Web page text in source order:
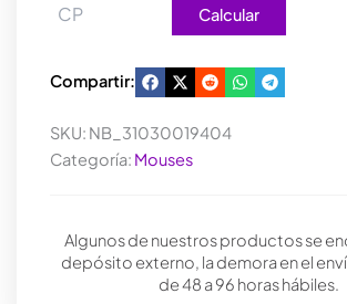
Calcular
Compartir:
SKU: NB_31030019404
Categoría: Mouses
Algunos de nuestros productos se
depósito externo, la demora en el
de 48 a 96 horas hábiles.